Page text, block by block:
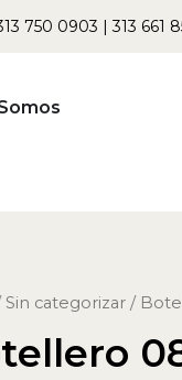
750 0903 | 313 661
Sin categorizar /